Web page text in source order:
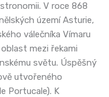
V roce 868
území Asturie,
válečníka Vímaru
mezi řekami
světu. Úspěšný
utvořeného
Portucale). K